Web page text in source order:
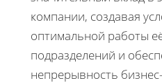
компании, создавая
оптимальной работы
подразделений и
непрерывность